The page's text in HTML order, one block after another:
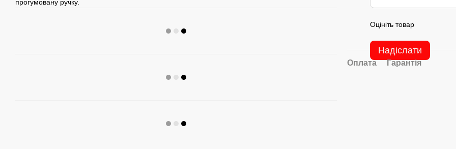
прогумовану ручку.
Оцініть товар
Надіслати
Оплата Гарантія